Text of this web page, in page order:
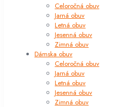
Celoročná obuv
Jarná obuv
Letná obuv
Jesenná obuv
Zimná obuv
Dámska obuv
Celoročná obuv
Jarná obuv
Letná obuv
Jesenná obuv
Zimná obuv